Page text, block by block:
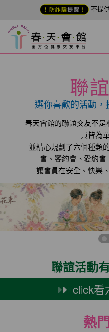
不提
聯
選你喜歡的活動，
春天會館的聯誼交友不
員皆為
並精心規劃了六個種類
會、饗約會、愛約
讓會員在安全、快樂
聯誼活動
click看
熱